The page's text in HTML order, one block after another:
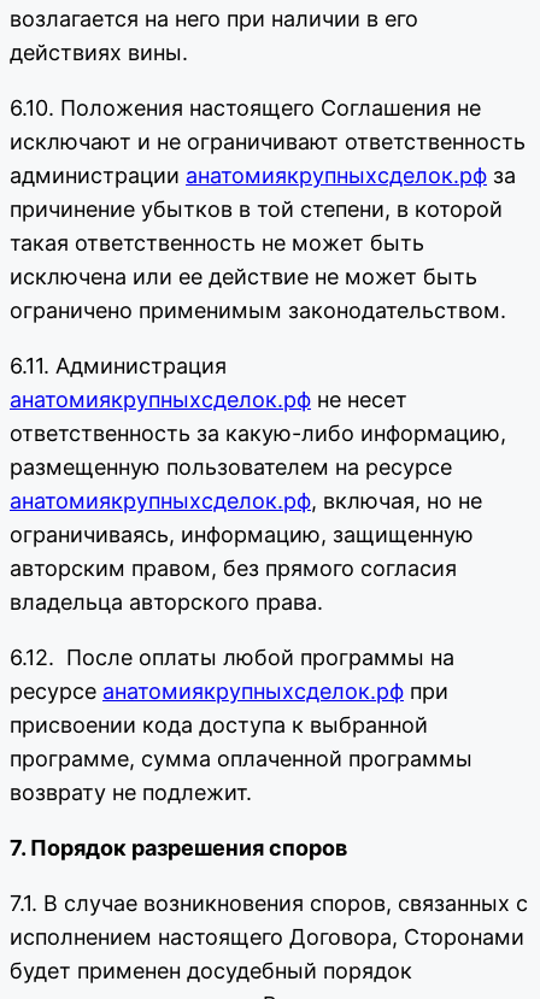
возлагается на него при наличии в его
действиях вины.
6.10. Положения настоящего Соглашения не
исключают и не ограничивают ответственность
администрации анатомиякрупныхсделок.рф за
причинение убытков в той степени, в которой
такая ответственность не может быть
исключена или ее действие не может быть
ограничено применимым законодательством.
6.11. Администрация
анатомиякрупныхсделок.рф не несет
ответственность за какую-либо информацию,
размещенную пользователем на ресурсе
анатомиякрупныхсделок.рф, включая, но не
ограничиваясь, информацию, защищенную
авторским правом, без прямого согласия
владельца авторского права.
6.12. После оплаты любой программы на
ресурсе анатомиякрупныхсделок.рф при
присвоении кода доступа к выбранной
программе, сумма оплаченной программы
возврату не подлежит.
7. Порядок разрешения споров
7.1. В случае возникновения споров, связанных с
исполнением настоящего Договора, Сторонами
будет применен досудебный порядок